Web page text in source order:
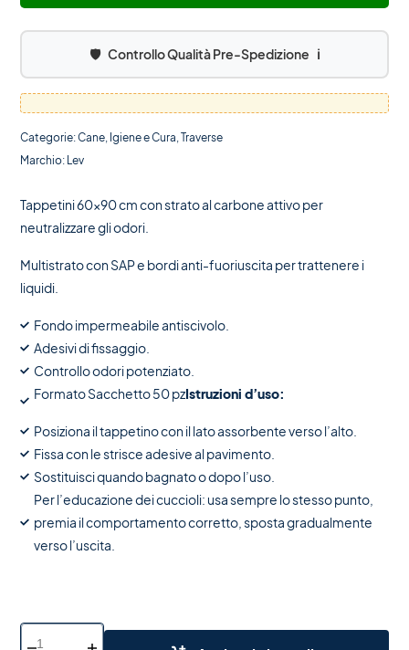
🛡️ Controllo Qualità Pre-Spedizione ℹ️
Categorie:Cane Igiene e Cura ,Traverse
Marchio: Lev
Tappetini 60×90 cm con strato al carbone attivo per
neutralizzare gli odori.
Multistrato con SAP e bordi anti-fuoriuscita per trattenere i
liquidi.
Fondo impermeabile antiscivolo.
Adesivi di fissaggio.
Controllo odori potenziato.
Formato Sacchetto 50 pzIstruzioni d’uso:
Posiziona il tappetino con il lato assorbente verso l’alto.
Fissa con le strisce adesive al pavimento.
Sostituisci quando bagnato o dopo l’uso.
Per l’educazione dei cuccioli: usa sempre lo stesso punto,
premia il comportamento corretto, sposta gradualmente
verso l’uscita.